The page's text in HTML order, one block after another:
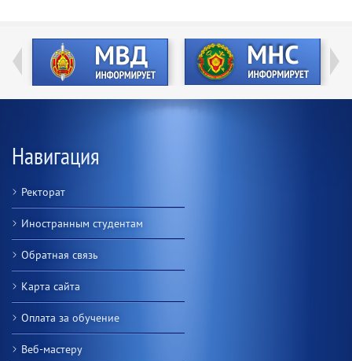
Навигация
Ректорат
Иностранным студентам
Обратная связь
Карта сайта
Оплата за обучение
Веб-мастеру